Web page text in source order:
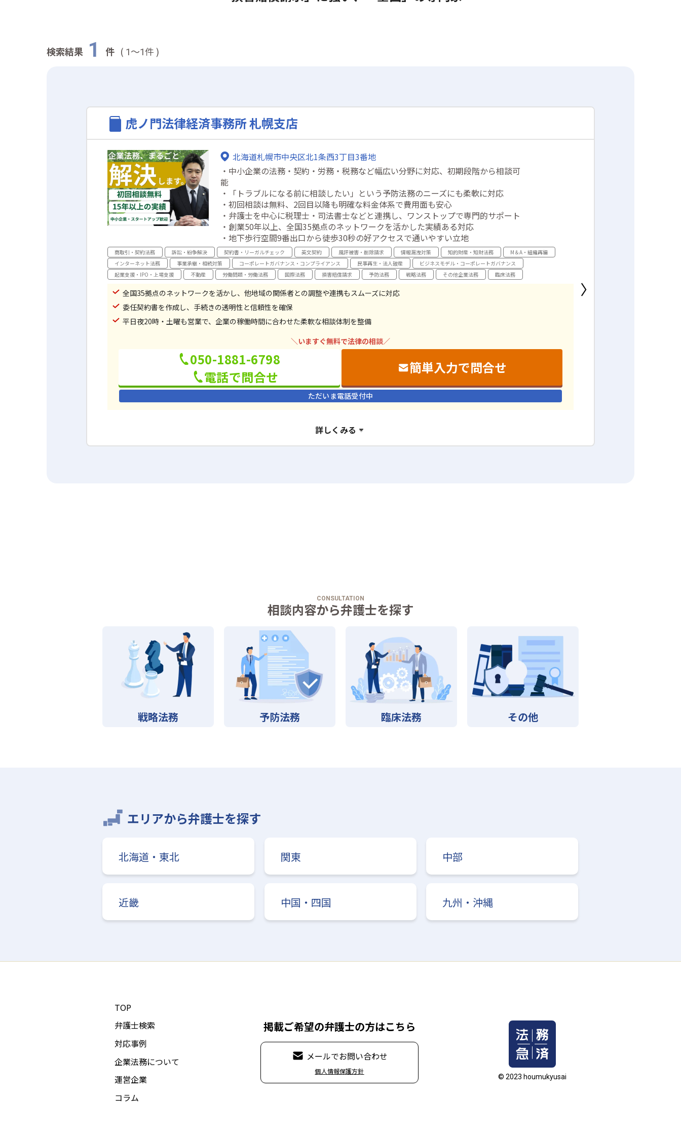
検索結果 1 件 ( 1～1件 )
虎ノ門法律経済事務所 札幌支店
北海道札幌市中央区北1条西3丁目3番地
・中小企業の法務・契約・労務・税務など幅広い分野に対応、初期段階から相談可
能
・「トラブルになる前に相談したい」という予防法務のニーズにも柔軟に対応
・初回相談は無料、2回目以降も明確な料金体系で費用面も安心
・弁護士を中心に税理士・司法書士などと連携し、ワンストップで専門的サポート
・創業50年以上、全国35拠点のネットワークを活かした実績ある対応
・地下歩行空間9番出口から徒歩30秒の好アクセスで通いやすい立地
商取引・契約法務 訴訟・紛争解決 契約書・リーガルチェック 英文契約 風評被害・削除請求 情報漏洩対策 知的財産・知財法務
M＆A・組織再編
インターネット法務
事業承継・相続対策 コーポレートガバナンス・コンプライアンス 民事再生・法人破産
ビジネスモデル・コーポレートガバナンス
起業支援・IPO・上場支援
不動産 労働問題・労働法務 国際法務 損害賠償請求 予防法務 戦略法務 その他企業法務 臨床法務
全国35拠点のネットワークを活かし、他地域の関係者との調整や連携もスムーズに対応
委任契約書を作成し、手続きの透明性と信頼性を確保
平日夜20時・土曜も営業で、企業の稼働時間に合わせた柔軟な相談体制を整備
＼いますぐ無料で法律の相談／
050-1881-6798
電話で問合せ
簡単入力で問合せ
ただいま電話受付中
詳しくみる
CONSULTATION
相談内容から弁護士を探す
戦略法務 予防法務 臨床法務 その他
エリアから弁護士を探す
北海道・東北 関東 中部
近畿 中国・四国 九州・沖縄
TOP
弁護士検索
対応事例
企業法務について
運営企業
コラム
掲載ご希望の弁護士の方はこちら
メールでお問い合わせ
個人情報保護方針
© 2023 houmukyusai